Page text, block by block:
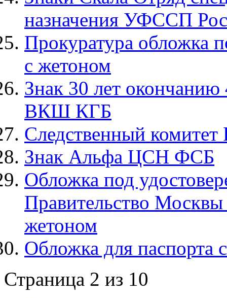
назначения УФССП
Прокуратура обложка
с жетоном
Знак 30 лет окончанию
ВКШ КГБ
Следственный
Знак Альфа ЦСН ФСБ
Обложка под
Правительство
жетоном
Обложка для паспорта
Страница 2 из 10